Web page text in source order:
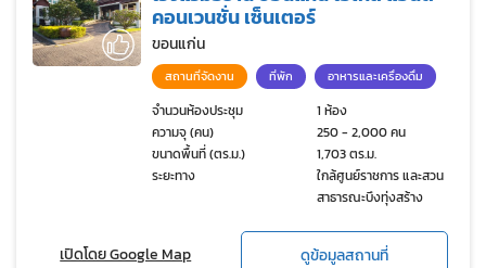
คอนเวนชั่น เซ็นเตอร์
ขอนแก่น
สถานที่จัดงาน ที่พัก อาหารและเครื่องดื่ม
จำนวนห้องประชุม
1 ห้อง
ความจุ (คน)
250 - 2,000 คน
ขนาดพื้นที่ (ตร.ม.)
1,703 ตร.ม.
ระยะทาง
ใกล้ศูนย์ราชการ และสวน
สาธารณะบึงทุ่งสร้าง
เปิดโดย Google Map ดูข้อมูลสถานที่